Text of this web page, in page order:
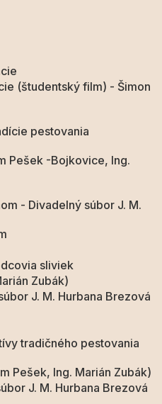
(študentský film) - Šimon
pestovania
-Bojkovice, Ing.
- Divadelný súbor J. M.
sliviek
Zubák)
J. M. Hurbana Brezová
tradičného pestovania
Ing. Marián Zubák)
J. M. Hurbana Brezová